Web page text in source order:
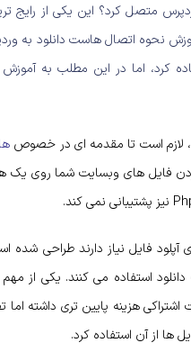
متصل کرد؟ این یکی از رایج
نحوه اتصال هاست دانلود به
کرد، اما در این مطلب به
لازم است تا مقدمه ای در خصوص
فایل های وب­سایت شما روی یک
فایل نیاز دارند طراحی شده
استفاده می کنند. یکی از
هزینه پایین تری داشته
ها از آن استفاده کرد.